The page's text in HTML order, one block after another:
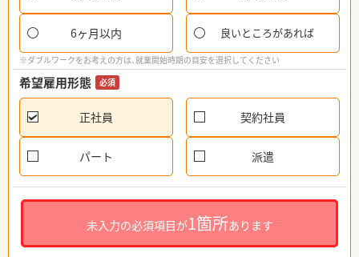
6ヶ月以内 良いところがあれば
※ダブルワークをお考えの方は、就業開始時期の目安を選択してください
希望雇用形態 必須
正社員 契約社員
パート 派遣
未入力の必須項目が1箇所あります